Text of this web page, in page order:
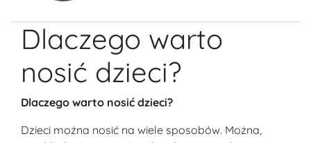
Dlaczego warto
nosić dzieci?
Dlaczego warto nosić dzieci?
Dzieci można nosić na wiele sposobów. Można,